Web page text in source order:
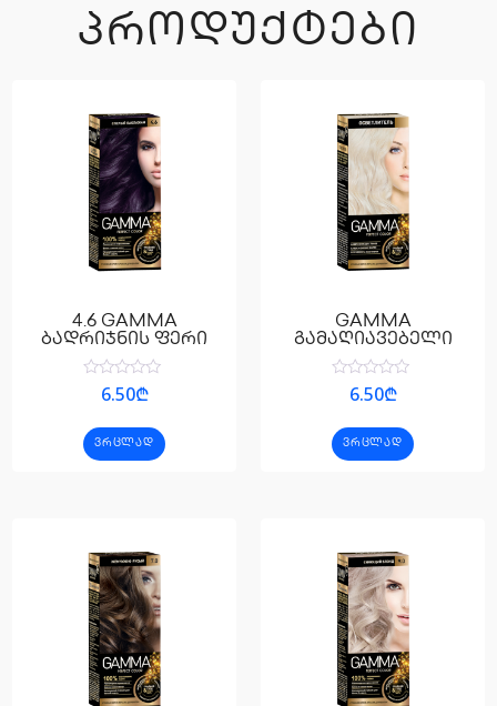
ᲞᲠᲝᲓᲣᲥᲢᲔᲑᲘ
4.6 GAMMA
ბადრიჯნის ფერი
შეფასება
5-
დან
6.50₾
ᲕᲠᲪᲚᲐᲓ
GAMMA
გამაღიავებელი
შეფასება
5-
დან
6.50₾
ᲕᲠᲪᲚᲐᲓ